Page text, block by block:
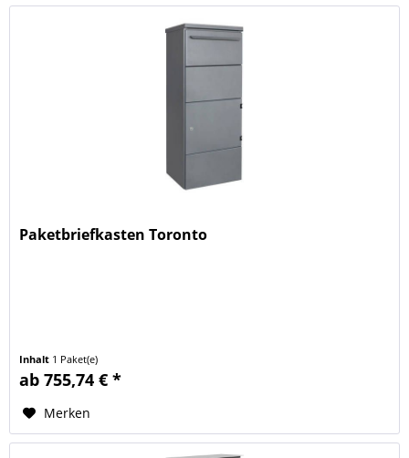
Paketbriefkasten Toronto
Inhalt 1 Paket(e)
ab 755,74 € *
Merken